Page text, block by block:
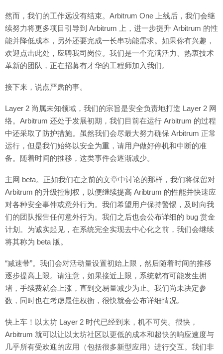
然而，我们的工作远没有结束。Arbitrum One 上线后，我们会继
续努力将更多项目引导到 Arbitrum 上，进一步提升 Arbitrum 的性
能并降低成本，另外还要完成一长串功能需求。如果你有兴趣，
欢迎点击此处，应聘我司岗位。我们是一个充满活力、热衷技术
革新的团队，正在招募有才华的工程师加入我们。
接下来，说点严肃的事。
Layer 2 尚属未知领域，我们的宗旨是安全负责地打造 Layer 2 网
络。Arbitrum 还处于发展初期，我们目前在运行 Arbitrum 的过程
中还采取了防护措施。虽然我们会尽最大努力确保 Arbitrum 正常
运行，但是我们始终以安全为重，请用户做好停机和中断的准
备。随着时间的推移，这类事件会逐渐减少。
主网 beta。正如我们在之前的文章中讨论的那样，我们将保留对
Arbitrum 的升级控制权，以便继续提高 Aribtrum 的性能并快速应
对各种安全事件或意外行为。我们希望用户保持警惕，及时向我
们的团队报告任何意外行为。我们之后也会公布详细的 bug 赏金
计划。为诚实起见，在系统完全实现去中心化之前，我们会继续
将其称为 beta 版。
“减速带”。我们会对活动量设置初始上限，然后随着时间的推移
逐步提高上限。请注意，如果接近上限，系统就有可能发生拥
堵，手续费就会上涨，直到交易量减少为止。我们尚未决定参
数，同时也在考虑最佳权衡，很快就会公布详细情况。
快上车！以太坊 Layer 2 时代已经到来，机不可失。很快，
Arbitrum 就可以让以太坊社区以更低的成本和超快的响应速度与
几乎所有受欢迎的应用（包括很多新型应用）进行交互。我们非